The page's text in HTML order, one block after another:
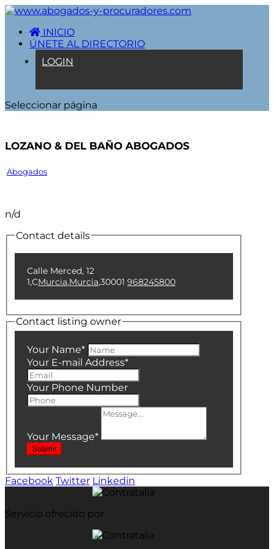
INICIO
ÚNETE AL DIRECTORIO
LOGIN
Seleccionar página
Lozano & Del Baño Abogados
Abogados
n/d
Contact details
Calle Merced, 12
1,CMurcia,Murcia,30001 968245800
Contact listing owner
Your Name*
Your E-mail Address*
Your Phone Number
Your Message*
Submit
Facebook Twitter Linkedin
Servicio ofrecido por